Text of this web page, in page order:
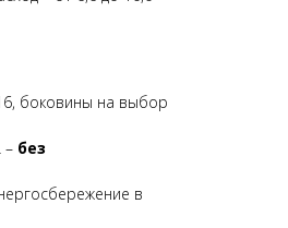
боковины на выбор
– без
в